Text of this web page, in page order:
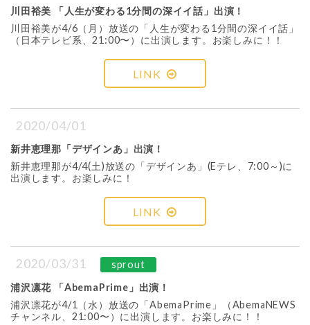
川田裕美 「人生が変わる1分間の深イイ話」出演！
川田裕美が4/6（月）放送の「人生が変わる1分間の深イイ話」
（日本テレビ系、21:00〜）に出演します。お楽しみに！！
LINK
2020/04/01
新井恵理那「デザインあ」出演！
新井恵理那が4/4(土)放送の「デザインあ」(Eテレ、7:00～)に
出演します。お楽しみに！
LINK
2020/03/31
sprout
浦沢凛花 「AbemaPrime」出演！
浦沢凛花が4/1（水）放送の「AbemaPrime」（AbemaNEWS
チャンネル、21:00〜）に出演します。お楽しみに！！